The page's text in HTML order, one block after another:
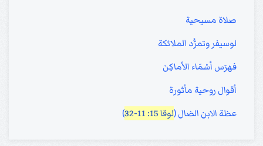
صلاة مسيحية
لوسيفر وتمرُّد الملائكة
فهرَس أسْمَاء الأماكِن
أقوال روحية مأثورة
عظة الابن الضال (لوقا 15: 11-32 )